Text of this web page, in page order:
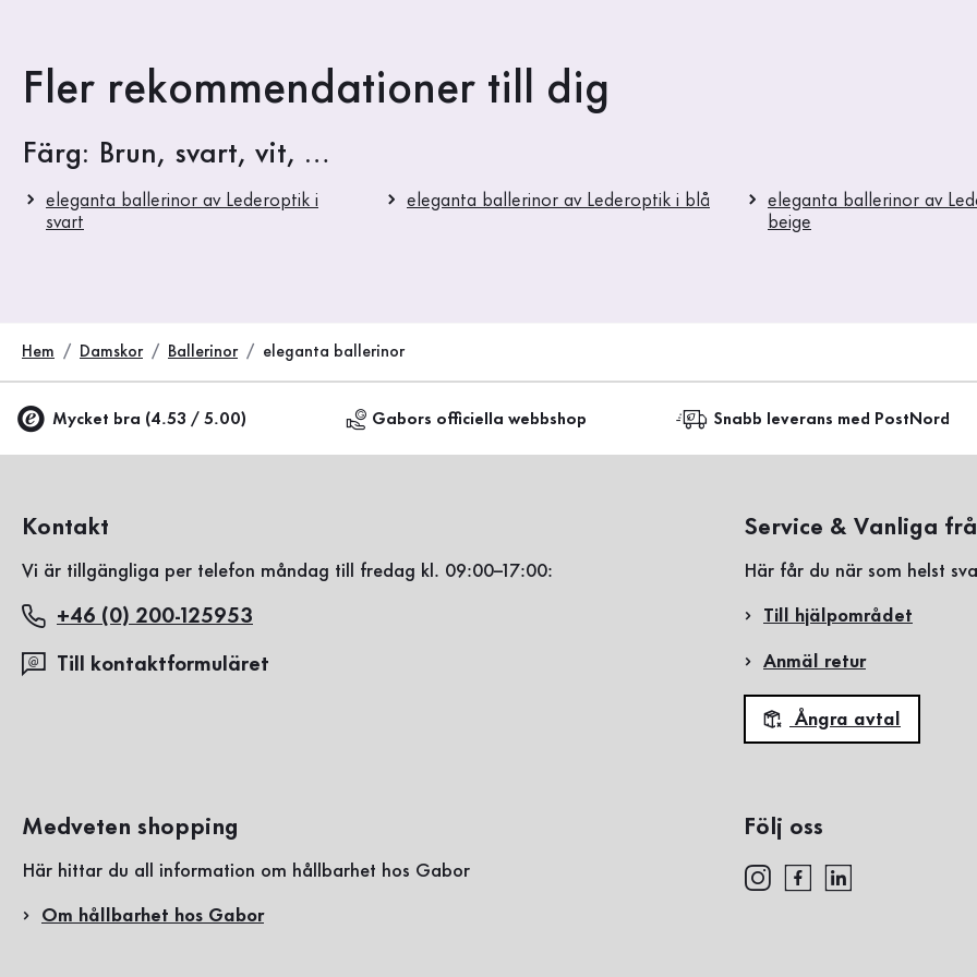
Fler rekommendationer till dig
Färg: Brun, svart, vit, …
eleganta ballerinor av Lederoptik i
svart
eleganta ballerinor av Lederoptik i blå
eleganta ballerinor av
beige
Hem Damskor Ballerinor eleganta ballerinor
Mycket bra (4.53 / 5.00) Gabors officiella webbshop Snabb leverans med PostNord
Kontakt
Vi är tillgängliga per telefon måndag till fredag kl. 09:00–17:00:
+46 (0) 200-125953
Till kontaktformuläret
Service & Vanliga
Här får du när som helst
Till hjälpområdet
Anmäl retur
Ångra avtal
Medveten shopping
Här hittar du all information om hållbarhet hos Gabor
Om hållbarhet hos Gabor
Följ oss